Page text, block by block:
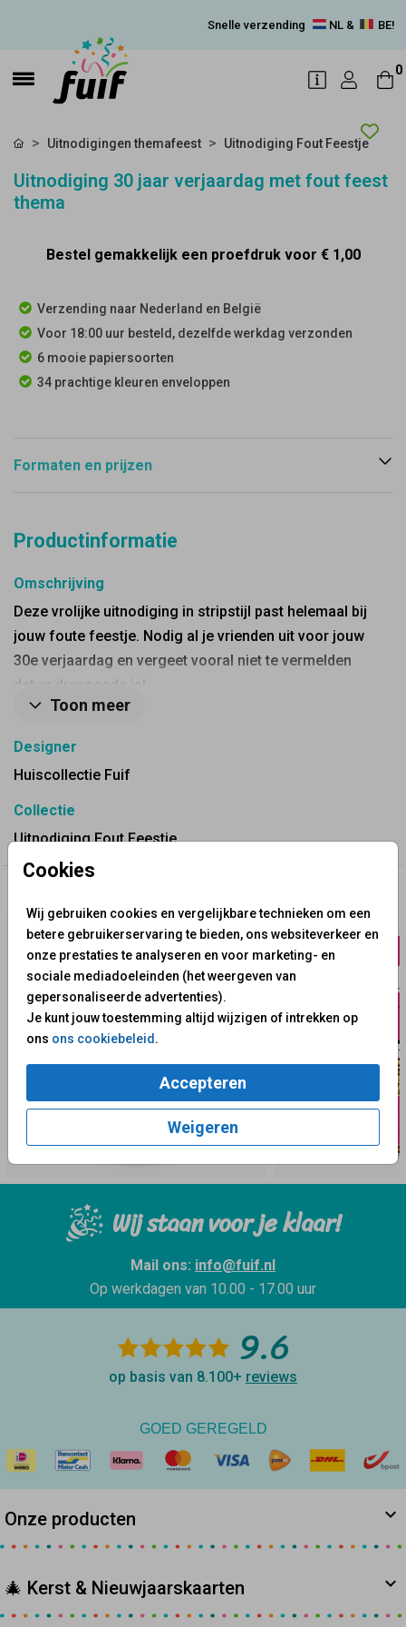
Snelle verzending NL & BE!
0
Cookies
Wij gebruiken cookies en vergelijkbare technieken om een
betere gebruikerservaring te bieden, ons websiteverkeer en
onze prestaties te analyseren en voor marketing- en
sociale mediadoeleinden (het weergeven van
gepersonaliseerde advertenties).
Je kunt jouw toestemming altijd wijzigen of intrekken op
ons ons cookiebeleid.
Accepteren
Weigeren
Uitnodigingen themafeest Uitnodiging Fout Feestje
Uitnodiging 30 jaar verjaardag met fout feest
thema
Bestel gemakkelijk een proefdruk voor € 1,00
Verzending naar Nederland en België
Voor 18:00 uur besteld, dezelfde werkdag verzonden
6 mooie papiersoorten
34 prachtige kleuren enveloppen
Formaten en prijzen
Productinformatie
Omschrijving
Deze vrolijke uitnodiging in stripstijl past helemaal bij
jouw foute feestje. Nodig al je vrienden uit voor jouw
30e verjaardag en vergeet vooral niet te vermelden
dat er dresscode is!
Toon meer
Designer
Huiscollectie Fuif
Collectie
Uitnodiging Fout Feestje
Wij staan voor je klaar!
Mail ons: info@fuif.nl
Op werkdagen van 10.00 - 17.00 uur
9.6
op basis van 8.100+ reviews
GOED GEREGELD
Onze producten
🎄 Kerst & Nieuwjaarskaarten